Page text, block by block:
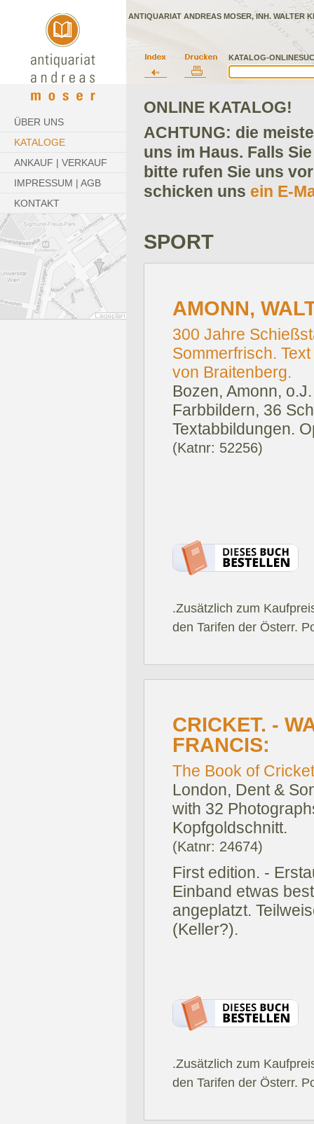
KATALOG-
ANTIQUARIAT ANDREAS MOSER, INH. WALTER
ÜBER UNS
KATALOGE
ANKAUF | VERKAUF
IMPRESSUM | AGB
KONTAKT
ONLINE KATALOG!
ACHTUNG: die
uns im Haus. Falls
bitte rufen Sie uns
schicken uns ein E-
SPORT
AMONN,
300 Jahre
Sommerfrisch.
von Braitenberg.
Bozen, Amonn,
Farbbildern, 36
Textabbildungen.
(Katnr: 52256)
.Zusätzlich zum
den Tarifen der Österr.
CRICKET. -
FRANCIS:
The Book of
London, Dent &
with 32
Kopfgoldschnitt.
(Katnr: 24674)
First edition. -
Einband etwas
angeplatzt.
(Keller?).
.Zusätzlich zum
den Tarifen der Österr.